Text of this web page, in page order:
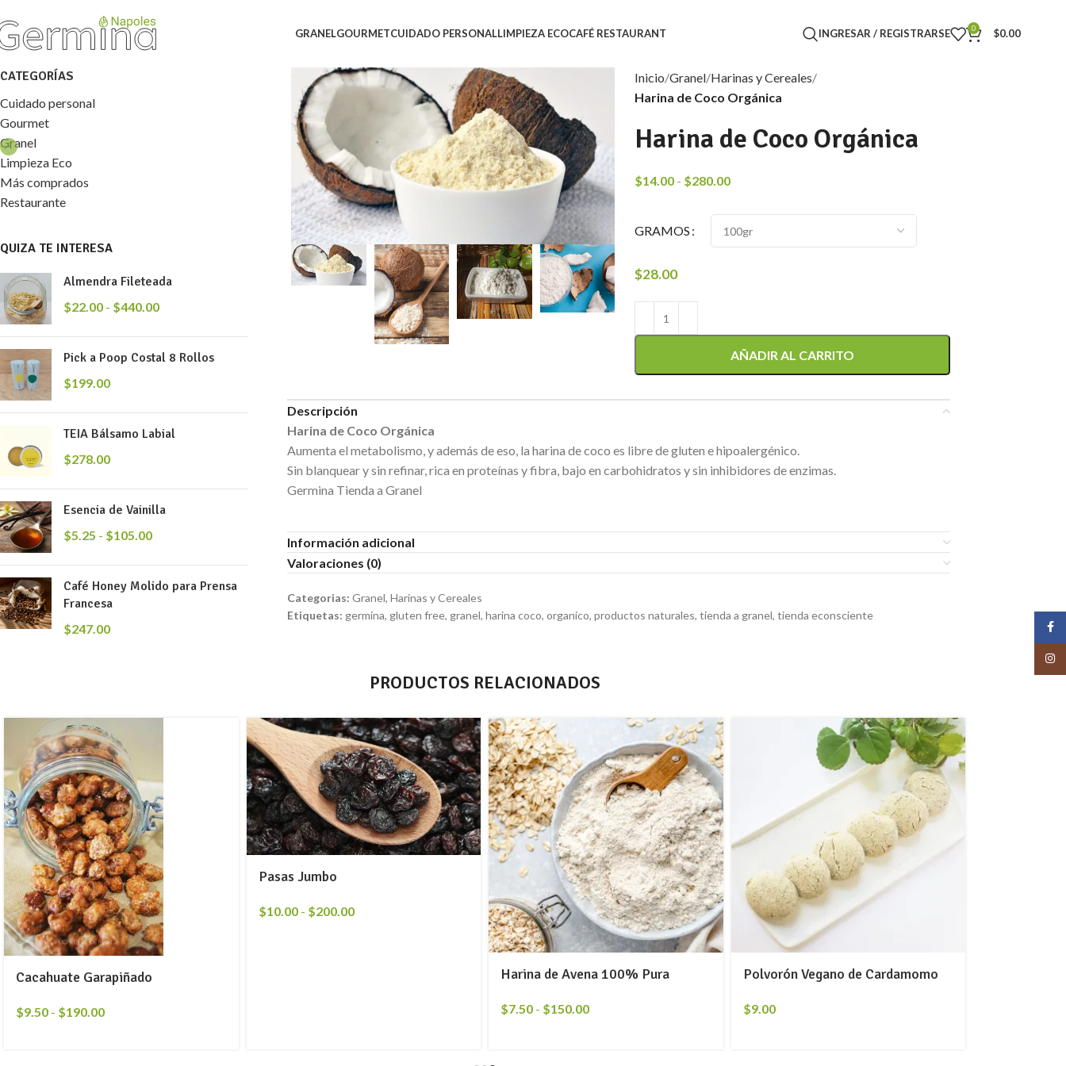
GRANELGOURMETCUIDADO PERSONALLIMPIEZA ECOCAFÉ RESTAURANT INGRESAR / REGISTRARSE 0 $0.00
CATEGORÍAS
Cuidado personal
Gourmet
Granel
Limpieza Eco
Más comprados
Restaurante
QUIZA TE INTERESA
Almendra Fileteada
$22.00 - $440.00
Pick a Poop Costal 8 Rollos
$199.00
TEIA Bálsamo Labial
$278.00
Esencia de Vainilla
$5.25 - $105.00
Café Honey Molido para Prensa
Francesa
$247.00
Inicio Granel Harinas y Cereales
Harina de Coco Orgánica
Harina de Coco Orgánica
$14.00 - $280.00
GRAMOS
$28.00
AÑADIR AL CARRITO
Descripción
Harina de Coco Orgánica
Aumenta el metabolismo, y además de eso, la harina de coco es libre de gluten e hipoalergénico.
Sin blanquear y sin refinar, rica en proteínas y fibra, bajo en carbohidratos y sin inhibidores de enzimas.
Germina Tienda a Granel
Información adicional
Valoraciones (0)
Categorias:Granel,Harinas y Cereales
Etiquetas: germina, gluten free, granel,harina coco,organico,productos naturales,tienda a granel,tienda econsciente
PRODUCTOS RELACIONADOS
Cacahuate Garapiñado
$9.50 - $190.00
Pasas Jumbo
$10.00 - $200.00
Harina de Avena 100% Pura
$7.50 - $150.00
Polvorón Vegano de Cardamomo
$9.00